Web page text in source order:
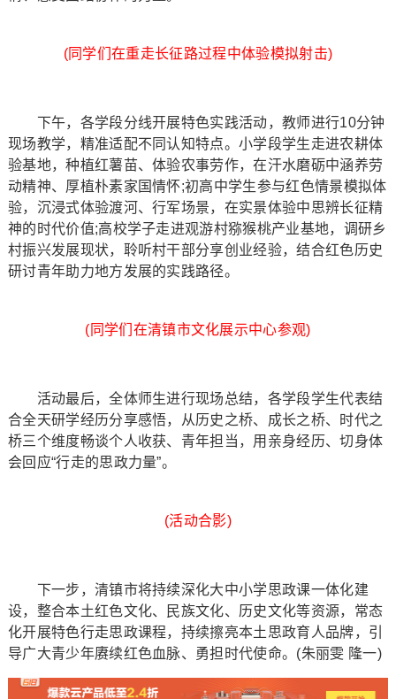
(同学们在重走长征路过程中体验模拟射击)
下午，各学段分线开展特色实践活动，教师进行10分钟
现场教学，精准适配不同认知特点。小学段学生走进农耕体
验基地，种植红薯苗、体验农事劳作，在汗水磨砺中涵养劳
动精神、厚植朴素家国情怀;初高中学生参与红色情景模拟体
验，沉浸式体验渡河、行军场景，在实景体验中思辨长征精
神的时代价值;高校学子走进观游村猕猴桃产业基地，调研乡
村振兴发展现状，聆听村干部分享创业经验，结合红色历史
研讨青年助力地方发展的实践路径。
(同学们在清镇市文化展示中心参观)
活动最后，全体师生进行现场总结，各学段学生代表结
合全天研学经历分享感悟，从历史之桥、成长之桥、时代之
桥三个维度畅谈个人收获、青年担当，用亲身经历、切身体
会回应“行走的思政力量”。
(活动合影)
下一步，清镇市将持续深化大中小学思政课一体化建
设，整合本土红色文化、民族文化、历史文化等资源，常态
化开展特色行走思政课程，持续擦亮本土思政育人品牌，引
导广大青少年赓续红色血脉、勇担时代使命。(朱丽雯 隆一)